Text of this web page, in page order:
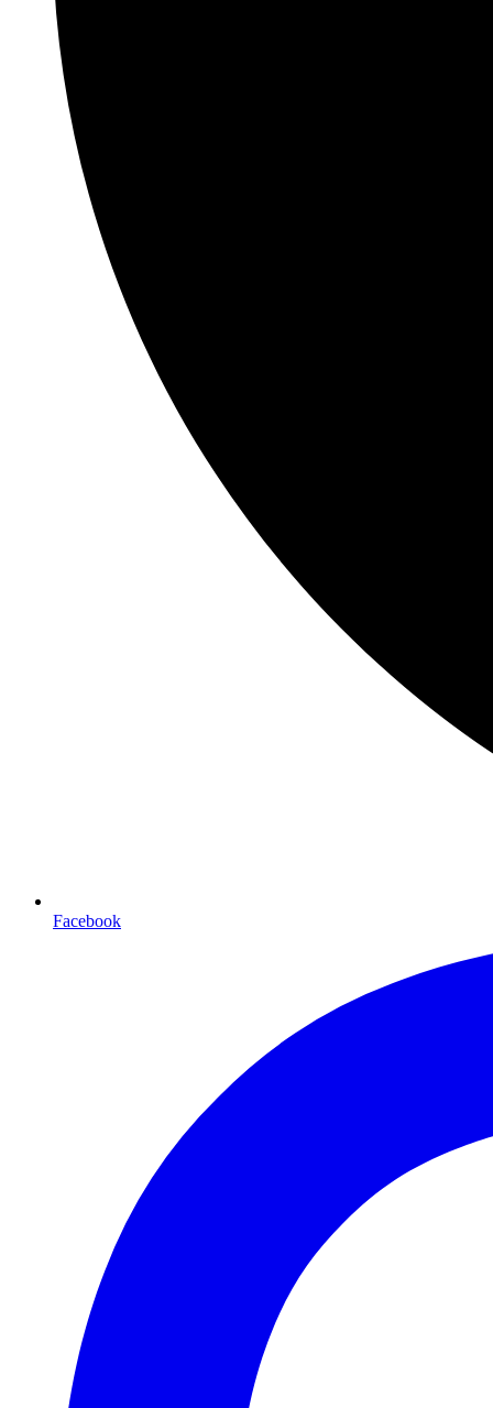
Facebook